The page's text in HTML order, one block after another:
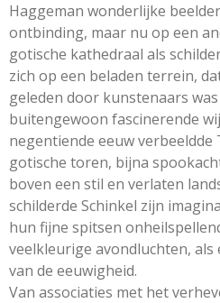
Haggeman wonderlijke
ontbinding, maar nu op een
gotische kathedraal als
zich op een beladen terrein,
geleden door kunstenaars
buitengewoon fascinerende
negentiende eeuw
gotische toren, bijna
boven een stil en verlaten
schilderde Schinkel zijn
hun fijne spitsen
veelkleurige avondluchten,
van de eeuwigheid.
Van associaties met het